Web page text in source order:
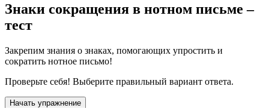
Знаки сокращения в нотном письме –
тест
Закрепим знания о знаках, помогающих упростить и
сократить нотное письмо!
Проверьте себя! Выберите правильный вариант ответа.
Начать упражнение